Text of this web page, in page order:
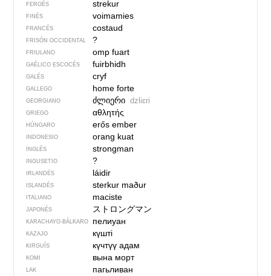
FEROÉS strekur
FINÉS voimamies
FRANCÉS costaud
FRISÓN OCCIDENTAL ?
FRIULANO omp fuart
GAÉLICO ESCOCÉS fuirbhidh
GALÉS cryf
GALLEGO home forte
GEORGIANO ძლიერი dzliɛri
GRIEGO αθλητής
HÚNGARO erős ember
INDONESIO orang kuat
INGLÉS strongman
INGUSETIO ?
IRLANDÉS láidir
ISLANDÉS sterkur maður
ITALIANO maciste
JAPONÉS ストロングマン
KARACHAYO-BÁLKARO пелиуан
KAZAJO күшті
KIRGUÍS күчтүү адам
KOMI вына морт
LAK пагьливан